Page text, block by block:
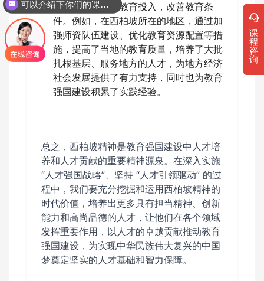
发展规划，加大教育投入，改善教育条
件。例如，在西柏坡所在的地区，通过加
强师资队伍建设、优化教育资源配置等措
施，提高了当地的教育质量，培养了大批
扎根基层、服务地方的人才，为地方经济
社会发展提供了有力支持，同时也为教育
强国建设积累了实践经验。
总之，西柏坡精神是教育强国建设中人才培
养和人才贡献的重要精神源泉。在深入实施
“人才强国战略”、坚持 “人才引领驱动” 的过
程中，我们要充分挖掘和运用西柏坡精神的
时代价值，培养出更多具有担当精神、创新
能力和高尚品德的人才，让他们在各个领域
发挥重要作用，以人才的卓越贡献推动教育
强国建设，为实现中华民族伟大复兴的中国
梦奠定坚实的人才基础和智力保障。
课
程
咨
询